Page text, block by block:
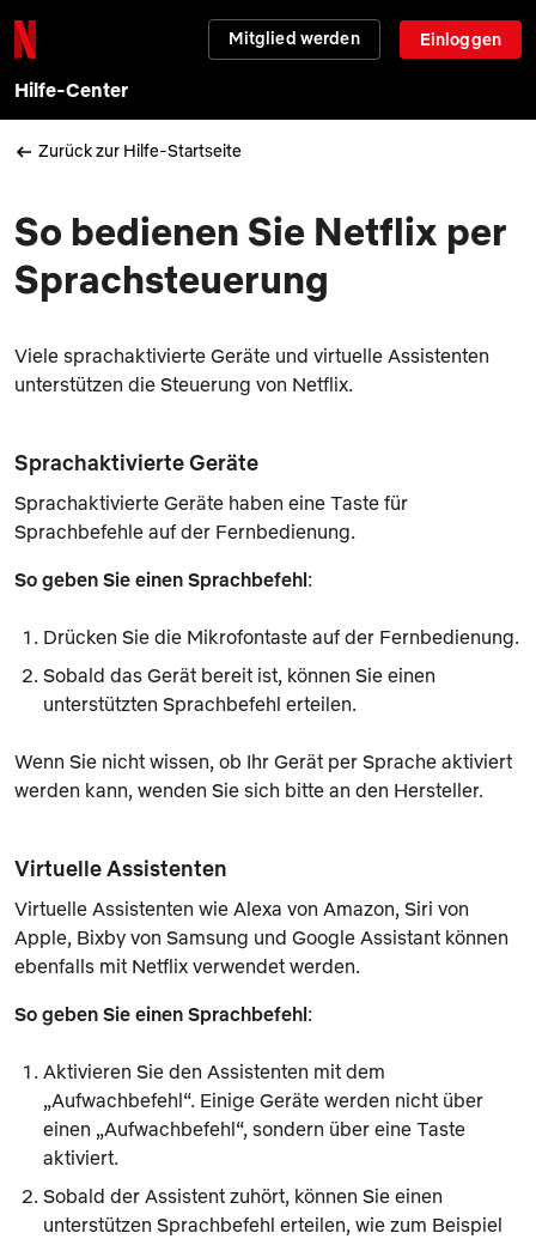
Mitglied werden Einloggen
Hilfe-Center
Zurück zur Hilfe-Startseite
So bedienen Sie Netflix per
Sprachsteuerung
Viele sprachaktivierte Geräte und virtuelle Assistenten
unterstützen die Steuerung von Netflix.
Sprachaktivierte Geräte
Sprachaktivierte Geräte haben eine Taste für
Sprachbefehle auf der Fernbedienung.
So geben Sie einen Sprachbefehl:
Drücken Sie die Mikrofontaste auf der Fernbedienung.
Sobald das Gerät bereit ist, können Sie einen
unterstützten Sprachbefehl erteilen.
Wenn Sie nicht wissen, ob Ihr Gerät per Sprache aktiviert
werden kann, wenden Sie sich bitte an den Hersteller.
Virtuelle Assistenten
Virtuelle Assistenten wie Alexa von Amazon, Siri von
Apple, Bixby von Samsung und Google Assistant können
ebenfalls mit Netflix verwendet werden.
So geben Sie einen Sprachbefehl:
Aktivieren Sie den Assistenten mit dem
„Aufwachbefehl“. Einige Geräte werden nicht über
einen „Aufwachbefehl“, sondern über eine Taste
aktiviert.
Sobald der Assistent zuhört, können Sie einen
unterstützen Sprachbefehl erteilen, wie zum Beispiel